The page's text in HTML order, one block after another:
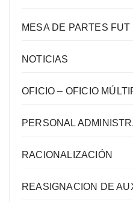
MESA DE PARTES FUT
NOTICIAS
OFICIO – OFICIO
PERSONAL
RACIONALIZACIÓN
REASIGNACION DE